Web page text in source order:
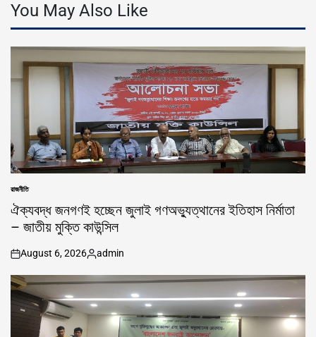
You May Also Like
POSTED
IN
রাজনীতি
ঐক্যবদ্ধ জনগণই হচ্ছেন জুলাই গণঅভ্যুত্থানের ইতিহাস নির্মাতা
– জাতীয় মুক্তি কাউন্সিল
on
August 6, 2026
Posted
by
admin